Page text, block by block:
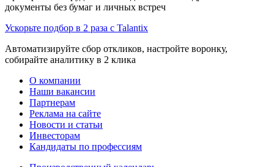
документы без бумаг и личных встреч
Ускорьте подбор в 2 раза с Talantix
Автоматизируйте сбор откликов, настройте воронку,
собирайте аналитику в 2 клика
О компании
Наши вакансии
Партнерам
Реклама на сайте
Новости и статьи
Инвесторам
Кандидаты по профессиям